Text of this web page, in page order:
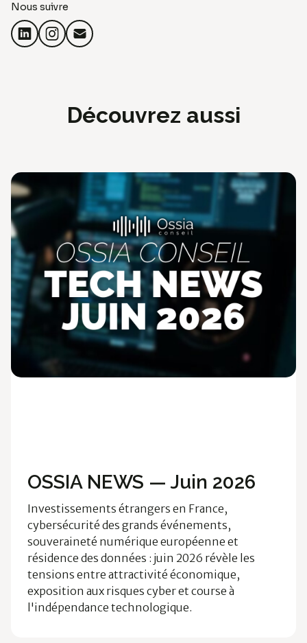
Nous suivre
Découvrez aussi
OSSIA NEWS — Juin 2026
Investissements étrangers en France,
cybersécurité des grands événements,
souveraineté numérique européenne et
résidence des données : juin 2026 révèle les
tensions entre attractivité économique,
exposition aux risques cyber et course à
l'indépendance technologique.